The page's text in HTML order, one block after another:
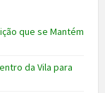
que se Mantém
da Vila para